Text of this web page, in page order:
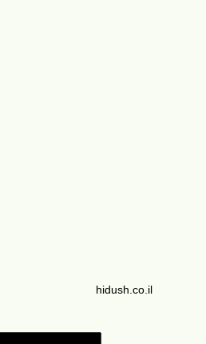
hidush.co.il